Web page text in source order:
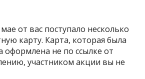
от вас поступало несколько
карту. Карта, которая была
оформлена не по ссылке от
участником акции вы не